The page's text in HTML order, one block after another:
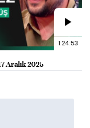
1:24:53
Aralık 2025